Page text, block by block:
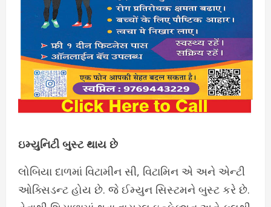
ઇમ્યુનિટી બુસ્ટ થાય છે
લોબિયા દાળમાં વિટામીન સી, વિટામિન એ અને એન્ટી
ઓક્સિડન્ટ હોય છે. જે ઈમ્યુન સિસ્ટમને બુસ્ટ કરે છે.